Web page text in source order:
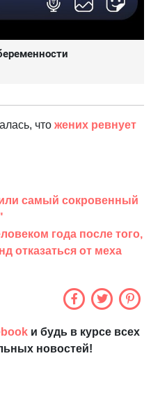
что жених ревнует
самый сокровенный
года после того,
отказаться от меха
и будь в курсе всех
новостей!